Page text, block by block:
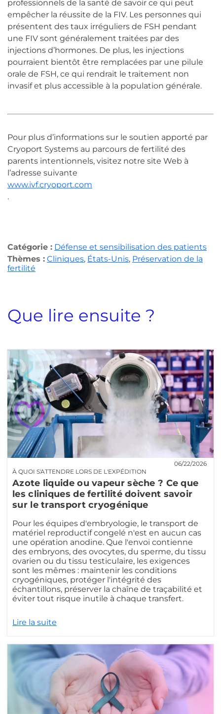
professionnels de la santé de savoir ce qui peut
empêcher la réussite de la FIV. Les personnes qui
présentent des taux irréguliers de FSH pendant
une FIV sont généralement traitées par des
injections d’hormones. De plus, les injections
pourraient bientôt être remplacées par une pilule
orale de FSH, ce qui rendrait le traitement non
invasif et plus accessible à la population générale.
Pour plus d’informations sur le soutien apporté par
Cryoport Systems au parcours de fertilité des
parents intentionnels, visitez notre site Web à
l’adresse suivante
www.ivf.cryoport.com
.
Catégorie : Défense et sensibilisation des patients
Thèmes : Cliniques, États-Unis, Préservation de la
fertilité
Que lire ensuite ?
À QUOI S'ATTENDRE LORS DE L'EXPÉDITION
06/22/2026
Azote liquide ou vapeur sèche ? Ce que
les cliniques de fertilité doivent savoir
sur le transport cryogénique
Pour les équipes d'embryologie, le transport de
matériel reproductif congelé n'est en aucun cas
une opération anodine. Que l'envoi contienne
des embryons, des ovocytes, du sperme, du tissu
ovarien ou du tissu testiculaire, les exigences
sont les mêmes : maintenir les conditions
cryogéniques, protéger l'intégrité des
échantillons, préserver la chaîne de traçabilité et
éviter tout risque inutile à chaque transfert.
Lire la suite